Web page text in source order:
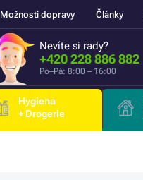
Možnosti dopravy Články
Nevíte si rady?
+420 228 886 882
Po–Pá: 8:00 – 16:00
Hygiena
+ Drogerie